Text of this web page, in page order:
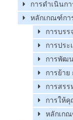
การดำเนินก
หลักเกณฑ์กา
การบรร
การประ
การพัฒ
การย้าย
การสรร
การให้
หลักเก